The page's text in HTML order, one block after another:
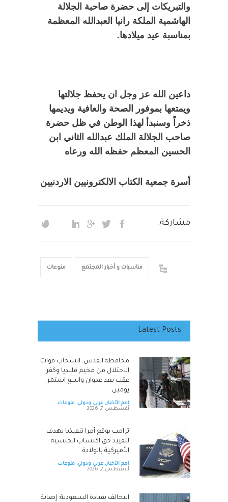
والتبريكات إلى حضرة صاحبة الجلالة
الهاشمية الملكة رانيا العبدالله المعظمة
بمناسبة عيد ميلادها.
داعين الله عز وجل ان يحفظ جلالتها
ويمتعها بموفور الصحة والعافية ويديمها
ذخراً وسنبدأ لهذا الوطن في ظل حضرة
صاحب الجلالة الملك عبدالله الثاني ابن
الحسين المعظم حفظه الله ورعاه
أسرة جمعية الكتاب الالكترونيين الاردنيين
مشاركة:
مناسبات و أخبار المجتمع منوعات
Latest Posts
محافظة القدس: انسحاب قوات
الاحتلال من مخيم قلنديا وكفر
عقب بعد عدوان واسع استمر
يومين
اهم الأخبار, عربي ودولي, منوعات
أغسطس 7, 2026
ترامب يوقع أمرا تنفيذيا يهدف
لتقييد حق اكتساب الجنسية
الأميركية بالولادة
اهم الأخبار, عربي ودولي, منوعات
أغسطس 7, 2026
التحالف بقيادة السعودية: إصابة